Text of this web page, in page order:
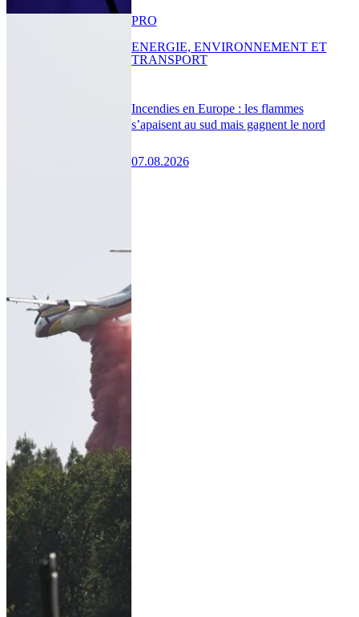
Incendies en Europe : les flammes
s’apaisent au sud mais gagnent le nord
07.08.2026
PRO
ENERGIE, ENVIRONNEMENT ET
TRANSPORT